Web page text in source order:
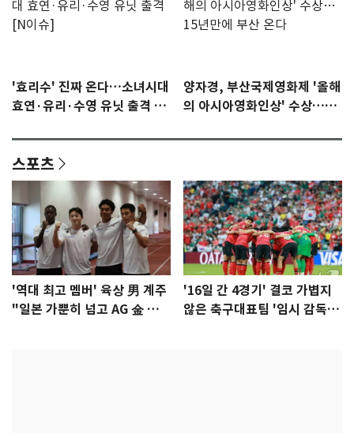
'효리수' 진짜 온다…소녀시대
효연·유리·수영 유닛 출격 [N
양자경, 부산국제영화제 '올해
의 아시아영화인상' 수상…15
스포츠
'역대 최고 멤버' 육상 男 계주
"일본 가뿐히 넘고 AG 金 따겠
'16일 간 4경기' 결코 가볍지
않은 축구대표팀 '임시 감독'